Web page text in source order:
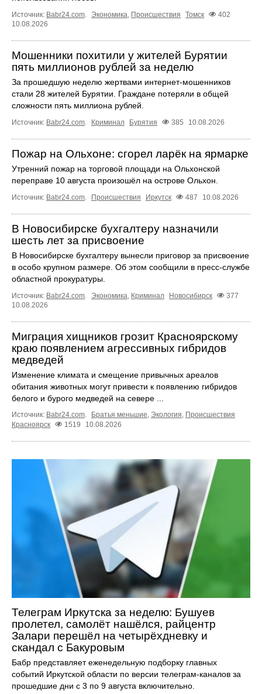
Источник: Babr24.com. Экономика, Происшествия Томск
402
10.08.2026
Мошенники похитили у жителей Бурятии
пять миллионов рублей за неделю
За прошедшую неделю жертвами интернет-мошенников
стали 28 жителей Бурятии. Граждане потеряли в общей
сложности пять миллиона рублей.
Источник: Babr24.com. Криминал Бурятия 385 10.08.2026
Пожар на Ольхоне: сгорел ларёк на ярмарке
Утренний пожар на торговой площади на Ольхонской
переправе 10 августа произошёл на острове Ольхон.
Источник: Babr24.com. Происшествия Иркутск 487 10.08.2026
В Новосибирске бухгалтеру назначили
шесть лет за присвоение
В Новосибирске бухгалтеру вынесли приговор за присвоение
в особо крупном размере. Об этом сообщили в пресс-службе
областной прокуратуры.
Источник: Babr24.com. Экономика, Криминал Новосибирск
377
10.08.2026
Миграция хищников грозит Красноярскому
краю появлением агрессивных гибридов
медведей
Изменение климата и смещение привычных ареалов
обитания животных могут привести к появлению гибридов
белого и бурого медведей на севере ...
Источник: Babr24.com. Братья меньшие, Экология, Происшествия
Красноярск
1519 10.08.2026
Телеграм Иркутска за неделю: Бушуев
пролетел, самолёт нашёлся, райцентр
Залари перешёл на четырёхдневку и
скандал с Бакуровым
Бабр представляет еженедельную подборку главных
событий Иркутской области по версии телеграм-каналов за
прошедшие дни с 3 по 9 августа включительно.